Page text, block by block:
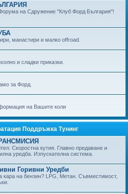
на Сдружение "Клуб Форд България"!
манaстири и малко offroad.
и сладки приказки.
за Форд.
на Вашите коли
Поддръжка Тунинг
Скоростна кутия. Главно предаване и
уредба. Изпускателна система.
Горивни Уредби
кара на бензин? LPG, Метан. Съвместимост,